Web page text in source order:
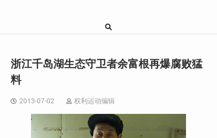
浙江千岛湖生态守卫者余富根再爆腐败猛
料
2013-07-02 权利运动编辑